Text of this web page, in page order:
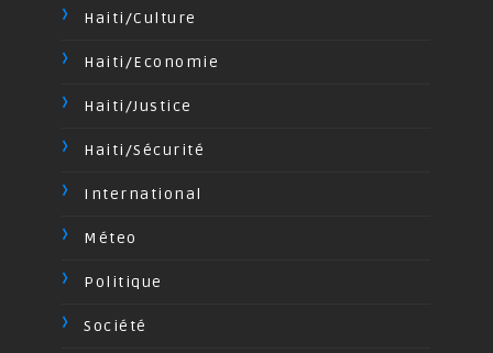
Haiti/Culture
Haiti/Economie
Haiti/Justice
Haiti/Sécurité
International
Méteo
Politique
Société